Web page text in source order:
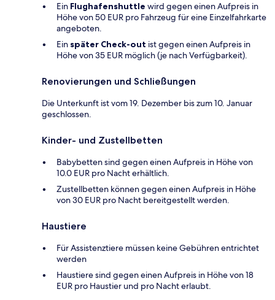
Ein Flughafenshuttle wird gegen einen Aufpreis in
Höhe von 50 EUR pro Fahrzeug für eine Einzelfahrkarte
angeboten.
Ein später Check-out ist gegen einen Aufpreis in
Höhe von 35 EUR möglich (je nach Verfügbarkeit).
Renovierungen und Schließungen
Die Unterkunft ist vom 19. Dezember bis zum 10. Januar
geschlossen.
Kinder- und Zustellbetten
Babybetten sind gegen einen Aufpreis in Höhe von
10.0 EUR pro Nacht erhältlich.
Zustellbetten können gegen einen Aufpreis in Höhe
von 30 EUR pro Nacht bereitgestellt werden.
Haustiere
Für Assistenztiere müssen keine Gebühren entrichtet
werden
Haustiere sind gegen einen Aufpreis in Höhe von 18
EUR pro Haustier und pro Nacht erlaubt.